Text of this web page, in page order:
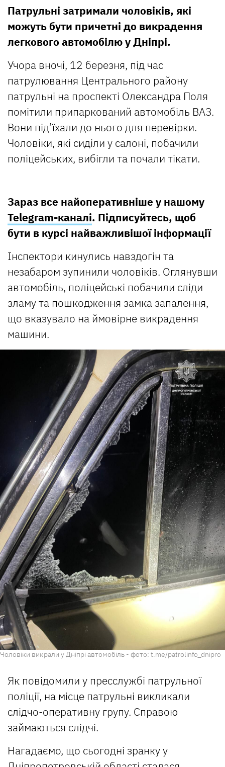
Патрульні затримали чоловіків, які
можуть бути причетні до викрадення
легкового автомобілю у Дніпрі.
Учора вночі, 12 березня, під час
патрулювання Центрального району
патрульні на проспекті Олександра Поля
помітили припаркований автомобіль ВАЗ.
Вони під’їхали до нього для перевірки.
Чоловіки, які сиділи у салоні, побачили
поліцейських, вибігли та почали тікати.
Зараз все найоперативніше у нашому
Telegram-каналі. Підписуйтесь, щоб
бути в курсі найважливішої інформації
Інспектори кинулись навздогін та
незабаром зупинили чоловіків. Оглянувши
автомобіль, поліцейські побачили сліди
зламу та пошкодження замка запалення,
що вказувало на ймовірне викрадення
машини.
Чоловіки викрали у Дніпрі автомобіль - фото: t.me/patrolinfo_dnipro
Як повідомили у пресслужбі патрульної
поліції, на місце патрульні викликали
слідчо-оперативну групу. Справою
займаються слідчі.
Нагадаємо, що сьогодні зранку у